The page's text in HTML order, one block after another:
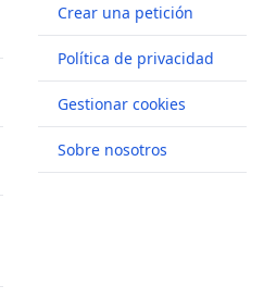
Crear una petición
Política de privacidad
Gestionar cookies
Sobre nosotros